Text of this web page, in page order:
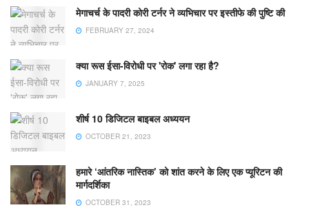
मेगाचर्च के पादरी कोरी टर्नर ने व्यभिचार पर इस्तीफे की पुष्टि की
FEBRUARY 27, 2024
क्या रूस ईसा-विरोधी पर 'रोक' लगा रहा है?
JANUARY 7, 2025
शीर्ष 10 डिजिटल बाइबल अध्ययन
OCTOBER 21, 2023
हमारे ‘आंतरिक नास्तिक’ को शांत करने के लिए एक प्यूरिटन की
मार्गदर्शिका
OCTOBER 31, 2023